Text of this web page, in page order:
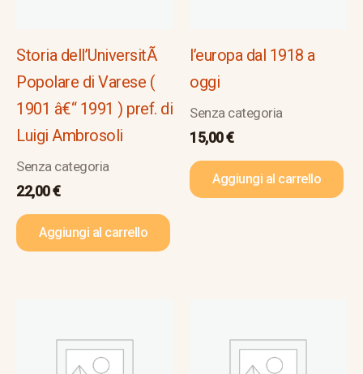
Storia dell’UniversitÃ
Popolare di Varese (
1901 â€“ 1991 ) pref. di
Luigi Ambrosoli
Senza categoria
22,00€
Aggiungi al carrello
l’europa dal 1918 a
oggi
Senza categoria
15,00€
Aggiungi al carrello